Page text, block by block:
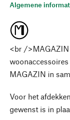
Algemene
<br />MAGAZIN
MAGAZIN in
Voor het
gewenst is in